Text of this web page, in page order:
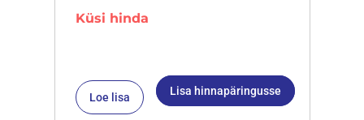
Küsi hinda
Loe lisa Lisa hinnapäringusse